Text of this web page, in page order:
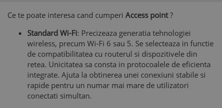
Ce te poate interesa cand cumperi Access point?
Standard Wi-Fi: Precizeaza generatia tehnologiei
wireless, precum Wi-Fi 6 sau 5. Se selecteaza in functie
de compatibilitatea cu routerul si dispozitivele din
retea. Unicitatea sa consta in protocoalele de eficienta
integrate. Ajuta la obtinerea unei conexiuni stabile si
rapide pentru un numar mai mare de utilizatori
conectati simultan.